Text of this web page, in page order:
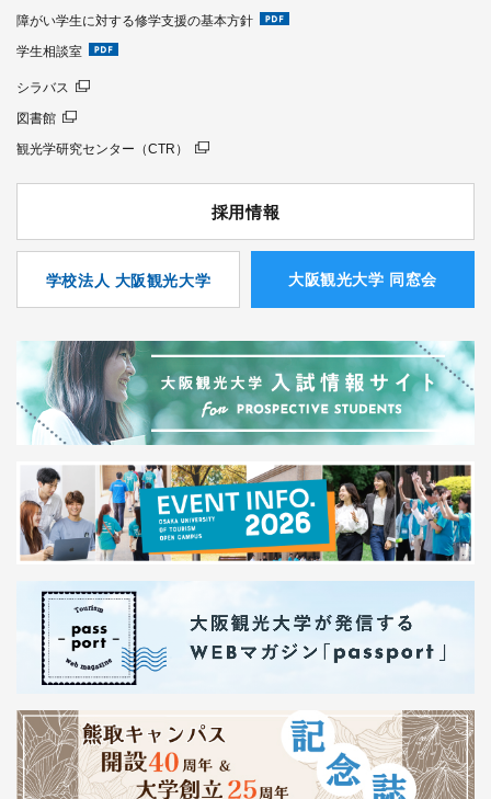
障がい学生に対する修学支援の基本方針
学生相談室
シラバス
図書館
観光学研究センター（CTR）
採用情報
学校法人 大阪観光大学 ⼤阪観光⼤学 同窓会